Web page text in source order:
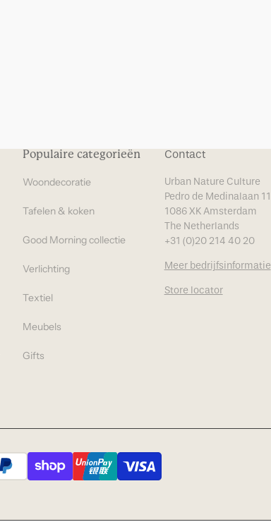
Populaire categorieën
Woondecoratie
Tafelen & koken
Good Morning collectie
Verlichting
Textiel
Meubels
Gifts
Contact
Urban Nature Culture
Pedro de Medinalaan 11
1086 XK Amsterdam
The Netherlands
+31 (0)20 214 40 20
Meer bedrijfsinformatie
Store locator